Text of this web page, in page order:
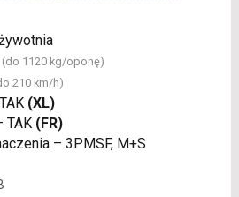
(do 1120 kg/oponę)
210 km/h)
(XL)
TAK (FR)
– 3PMSF, M+S